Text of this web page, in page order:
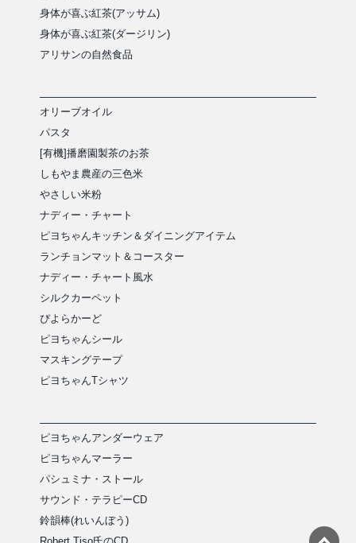
身体が喜ぶ紅茶(アッサム)
身体が喜ぶ紅茶(ダージリン)
アリサンの自然食品
オリーブオイル
パスタ
[有機]播磨園製茶のお茶
しもやま農産の三色米
やさしい米粉
ナディー・チャート
ピヨちゃんキッチン＆ダイニングアイテム
ランチョンマット＆コースター
ナディー・チャート風水
シルクカーペット
ぴよらかーど
ピヨちゃんシール
マスキングテープ
ピヨちゃんTシャツ
ピヨちゃんアンダーウェア
ピヨちゃんマーラー
パシュミナ・ストール
サウンド・テラピーCD
鈴韻棒(れいんぼう)